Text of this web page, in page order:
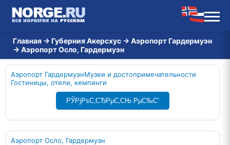
Главная → Губерния Акерсхус → Аэропорт Гардермуэн
→ Аэропорт Осло, Гардермуэн
Аэропорт ГардермуэнМузеи и достопримечательности
Гостиницы, отели, кемпинги
РЎРјРѕС‚СЂРµС‚СЊ РµС‰С‘
Аэропорт Осло, Гардермуэн